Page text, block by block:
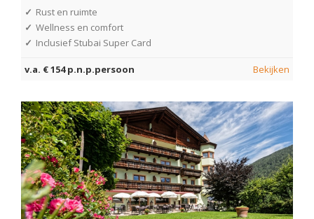
✓ Rust en ruimte
✓ Wellness en comfort
✓ Inclusief Stubai Super Card
v.a. € 154 p.n.p.persoon Bekijken